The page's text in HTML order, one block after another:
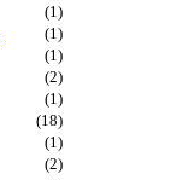
(1)
(1)
(1)
(2)
(1)
(18)
(1)
(2)